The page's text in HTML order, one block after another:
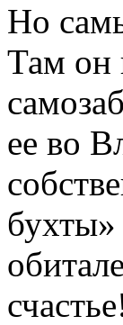
Но
Там он
ее во